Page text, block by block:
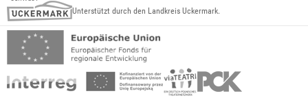
Unterstützt durch den Landkreis Uckermark.